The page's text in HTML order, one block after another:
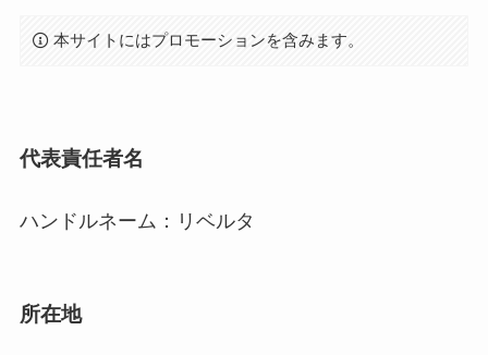
本サイトにはプロモーションを含みます。
代表責任者名
ハンドルネーム：リベルタ
所在地